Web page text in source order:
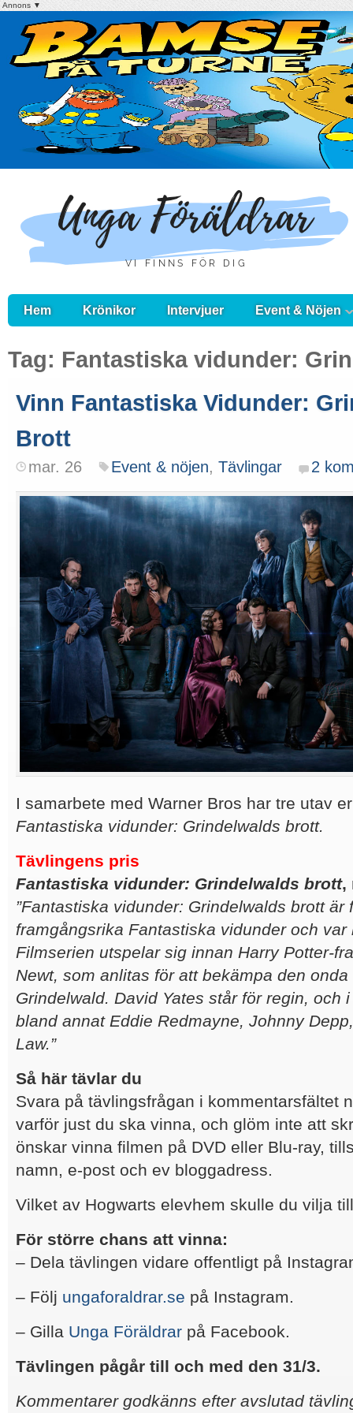
Annons ▼
Hem Krönikor Intervjuer Event & Nöjen
Tag: Fantastiska vidunder:
Vinn Fantastiska Vidunder:
Brott
mar. 26 Event & nöjen, Tävlingar 2
I samarbete med Warner Bros har tre utav
Fantastiska vidunder: Grindelwalds brott.
Tävlingens pris
Fantastiska vidunder: Grindelwalds brott,
”Fantastiska vidunder: Grindelwalds brott är
framgångsrika Fantastiska vidunder och var
Filmserien utspelar sig innan Harry Potter-
Newt, som anlitas för att bekämpa den
Grindelwald. David Yates står för regin, och
bland annat Eddie Redmayne, Johnny
Law.”
Så här tävlar du
Svara på tävlingsfrågan i kommentarsfältet
varför just du ska vinna, och glöm inte att
önskar vinna filmen på DVD eller Blu-ray,
namn, e-post och ev bloggadress.
Vilket av Hogwarts elevhem skulle du vilja
För större chans att vinna:
– Dela tävlingen vidare offentligt på
– Följ ungaforaldrar.se på Instagram.
– Gilla Unga Föräldrar på Facebook.
Tävlingen pågår till och med den 31/3.
Kommentarer godkänns efter avslutad